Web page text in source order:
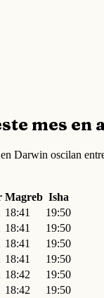
mes en
Darwin oscilan
Magreb Isha
18:41
19:50
18:41
19:50
18:41
19:50
18:41
19:50
18:42
19:50
18:42
19:50